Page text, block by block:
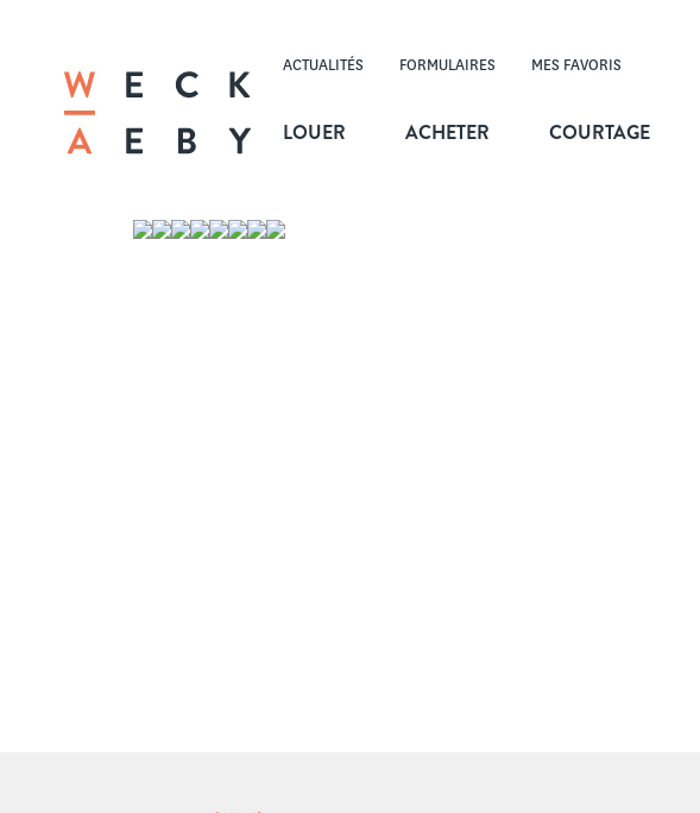
ACTUALITÉS FORMULAIRES MES FAVORIS
LOUER ACHETER COURTAGE